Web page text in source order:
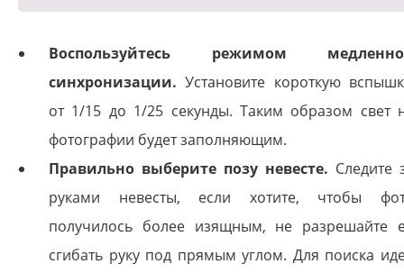
Воспользуйтесь режимом
синхронизации. Установите короткую
от 1/15 до 1/25 секунды. Таким образом свет
фотографии будет заполняющим.
Правильно выберите позу невесте. Следите
руками невесты, если хотите, чтобы
получилось более изящным, не разрешайте
сгибать руку под прямым углом. Для поиска